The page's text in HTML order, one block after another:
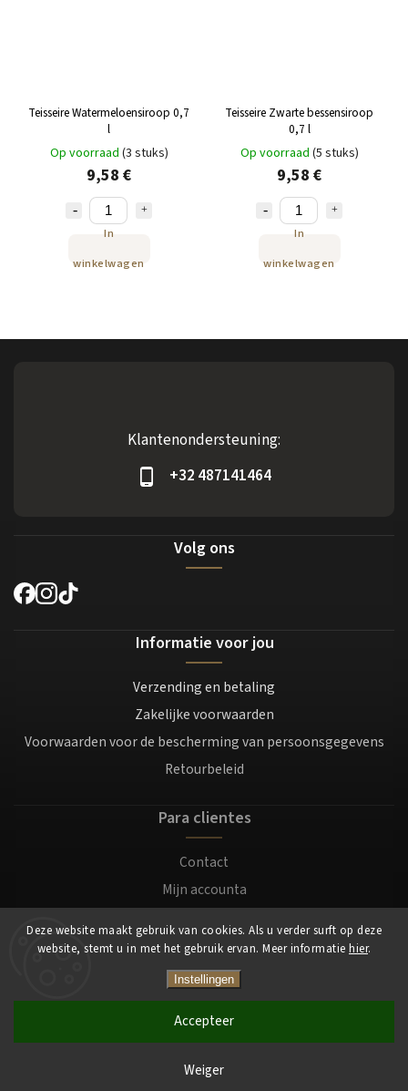
Deze website maakt gebruik van cookies. Als u verder surft op deze
website, stemt u in met het gebruik ervan. Meer informatie hier.
Instellingen
Weiger
Accepteer
Teisseire Watermeloensiroop 0,7
l
Op voorraad (3 stuks)
9,58 €
In
winkelwagen
Teisseire Zwarte bessensiroop
0,7 l
Op voorraad (5 stuks)
9,58 €
In
winkelwagen
Klantenondersteuning:
+32 487141464
Volg ons
Informatie voor jou
Verzending en betaling
Zakelijke voorwaarden
Voorwaarden voor de bescherming van persoonsgegevens
Retourbeleid
Para clientes
Contact
Mijn accounta
Login
Mocafino.nl. Alle rechten voorbehouden.